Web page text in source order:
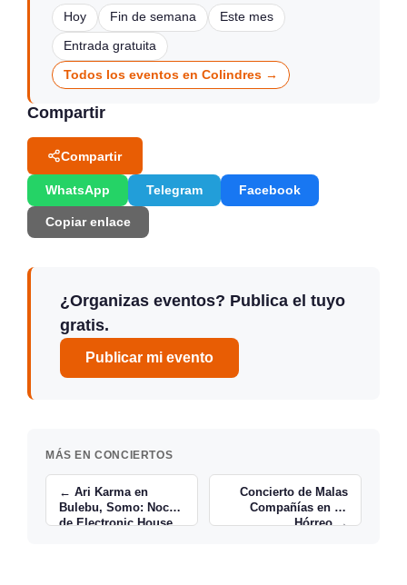
Hoy Fin de semana Este mes
Entrada gratuita
Todos los eventos en Colindres →
Compartir
Compartir
WhatsApp Telegram Facebook
Copiar enlace
¿Organizas eventos? Publica el tuyo
gratis.
Publicar mi evento
MÁS EN CONCIERTOS
← Ari Karma en
Bulebu, Somo: Noche
de Electronic House
Concierto de Malas
Compañías en Le
Hórreo →